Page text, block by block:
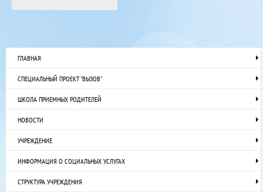
ГЛАВНАЯ
СПЕЦИАЛЬНЫЙ ПРОЕКТ "ВЫЗОВ"
ШКОЛА ПРИЕМНЫХ РОДИТЕЛЕЙ
НОВОСТИ
УЧРЕЖДЕНИЕ
ИНФОРМАЦИЯ О СОЦИАЛЬНЫХ УСЛУГАХ
СТРУКТУРА УЧРЕЖДЕНИЯ